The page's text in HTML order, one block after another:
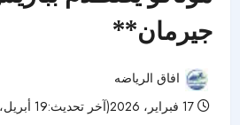
جيرمان**
افاق الرياضه
17 فبراير، 2026(آخر تحديث:19 أبريل، 2026)